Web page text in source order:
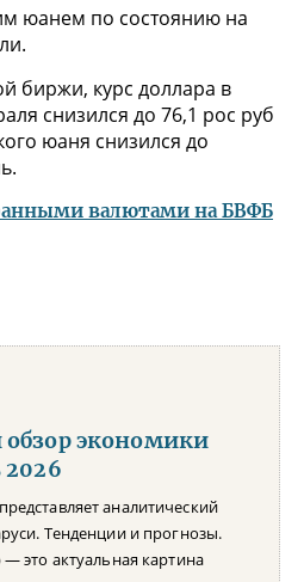
юанем по состоянию на
биржи, курс доллара в
снизился до 76,1 рос руб
юаня снизился до
валютами на БВФБ
экономики
2026
аналитический
Тенденции и прогнозы.
это актуальная картина